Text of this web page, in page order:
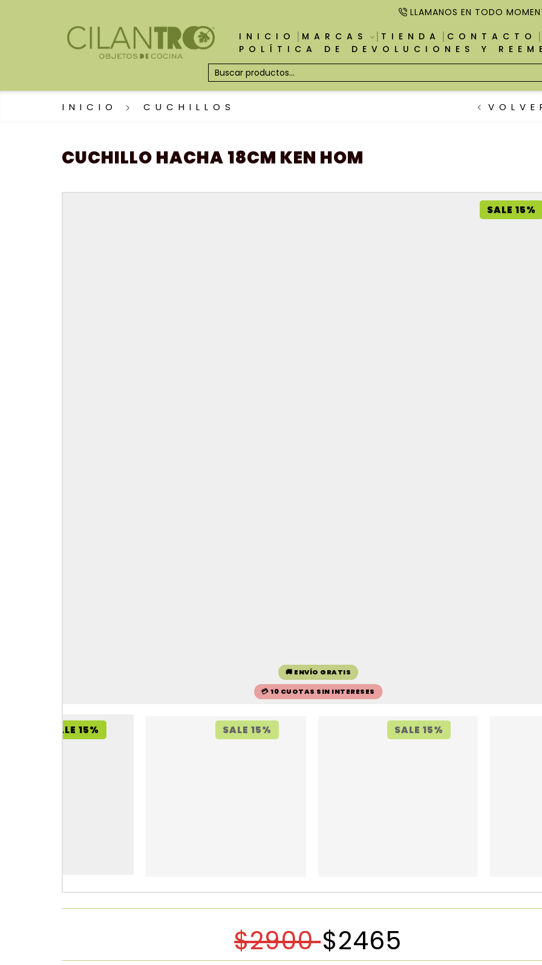
LLAMANOS EN TODO
INICIO
MARCAS TIENDA
CONTACTO
POLÍTICA DE DEVOLUCIONES Y
INICIO CUCHILLOS
CUCHILLO HACHA 18CM KEN HOM
SALE 15%
🚚 ENVÍO GRATIS
💳 10 CUOTAS SIN INTERESES
SALE 15% SALE 15% SALE 15%
$2900 $2465